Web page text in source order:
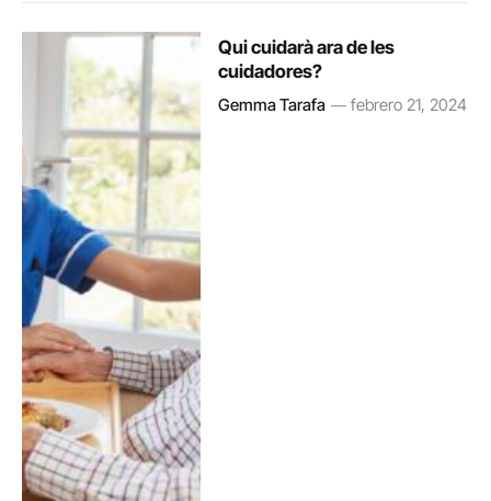
Qui cuidarà ara de les
cuidadores?
Gemma Tarafa febrero 21, 2024